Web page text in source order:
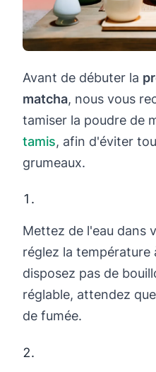
Avant de débuter la
matcha, nous vous
tamiser la poudre de
tamis, afin d'éviter
grumeaux.
Mettez de l'eau dans
réglez la température
disposez pas de
réglable, attendez
de fumée.